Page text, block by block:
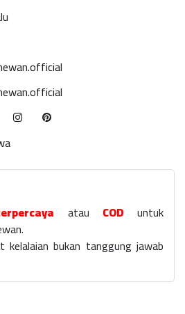
atau COD untuk
kelalaian bukan tanggung jawab